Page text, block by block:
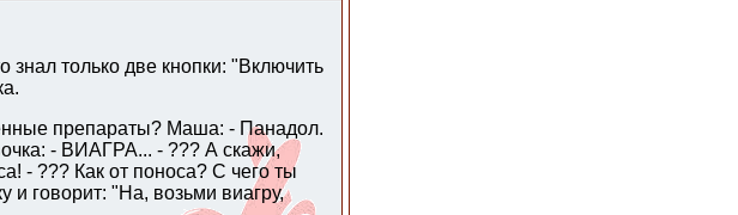
знал только две кнопки: "Включить
препараты? Маша: - Панадол.
- ВИАГРА... - ??? А скажи,
- ??? Как от поноса? С чего ты
и говорит: "На, возьми виагру,